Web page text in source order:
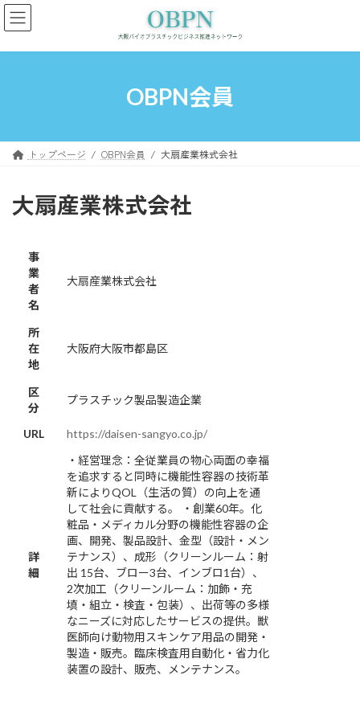
コ
ン
ン
ナ
ビ
ー
OBPN会員
トップページ OBPN会員 大扇産業株式会社
大扇産業株式会社
事
業
者
名
大扇産業株式会社
所
在
地
大阪府大阪市都島区
区
分
プラスチック製品製造企業
URL https://daisen-sangyo.co.jp/
詳
細
・経営理念：全従業員の物心両面の幸福
を追求すると同時に機能性容器の技術革
新によりQOL（生活の質）の向上を通
して社会に貢献する。 ・創業60年。化
粧品・メディカル分野の機能性容器の企
画、開発、製品設計、金型（設計・メン
テナンス）、成形（クリーンルーム：射
出 15台、ブロー3台、インブロ1台）、
2次加工（クリーンルーム：加飾・充
填・組立・検査・包装）、出荷等の多様
なニーズに対応したサービスの提供。獣
医師向け動物用スキンケア用品の開発・
製造・販売。臨床検査用自動化・省力化
装置の設計、販売、メンテナンス。